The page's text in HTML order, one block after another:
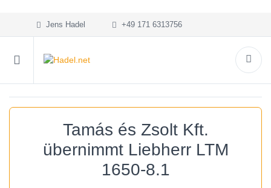
Jens Hadel +49 171 6313756
Tamás és Zsolt Kft.
übernimmt Liebherr LTM
1650-8.1